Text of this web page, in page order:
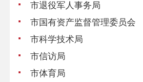
市退役军人事务局
市国有资产监督管理委员会
市科学技术局
市信访局
市体育局